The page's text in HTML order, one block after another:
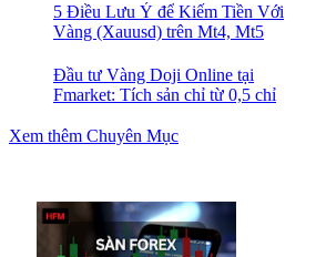
5 Điều Lưu Ý để Kiếm Tiền Với
Vàng (Xauusd) trên Mt4, Mt5
Đầu tư Vàng Doji Online tại
Fmarket: Tích sản chỉ từ 0,5 chỉ
Xem thêm Chuyên Mục